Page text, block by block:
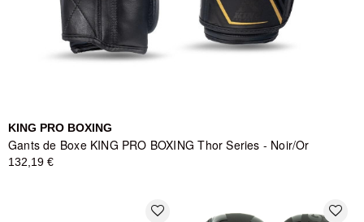
KING PRO BOXING
Gants de Boxe KING PRO BOXING Thor Series - Noir/Or
132,19 €
favorite_border favorite_border